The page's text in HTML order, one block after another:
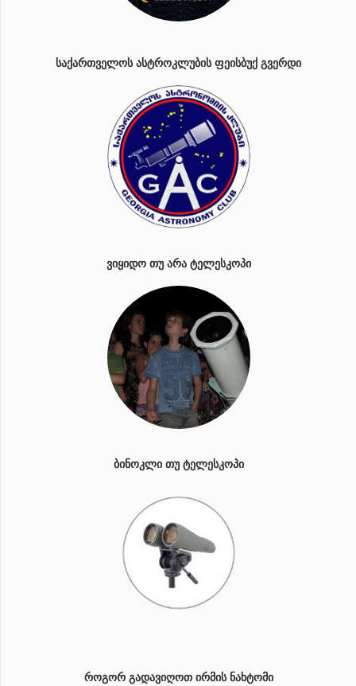
ᲡᲐᲥᲐᲠᲗᲕᲔᲚᲝᲡ ᲐᲡᲢᲠᲝᲙᲚᲣᲑᲘᲡ ᲤᲔᲘᲡᲑᲣᲥ ᲒᲕᲔᲠᲓᲘ
ᲕᲘᲧᲘᲓᲝ ᲗᲣ ᲐᲠᲐ ᲢᲔᲚᲔᲡᲙᲝᲞᲘ
ᲑᲘᲜᲝᲙᲚᲘ ᲗᲣ ᲢᲔᲚᲔᲡᲙᲝᲞᲘ
ᲠᲝᲒᲝᲠ ᲒᲐᲓᲐᲕᲘᲦᲝᲗ ᲘᲠᲛᲘᲡ ᲜᲐᲮᲢᲝᲛᲘ